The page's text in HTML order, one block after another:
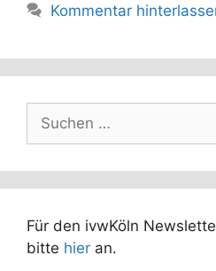
Kommentar
Suchen
nach:
Für den ivwKöln
bitte hier an.